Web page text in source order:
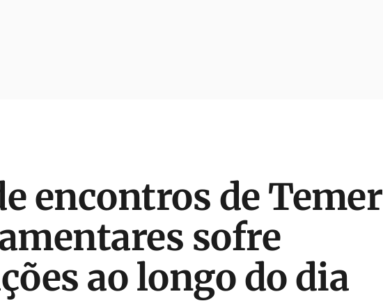
encontros de Temer
sofre
ao longo do dia